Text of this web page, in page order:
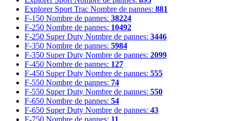
Explorer Sport Trac Nombre de pannes: 881
F-150 Nombre de pannes: 38224
F-250 Nombre de pannes: 10492
F-250 Super Duty Nombre de pannes: 3446
F-350 Nombre de pannes: 5984
F-350 Super Duty Nombre de pannes: 2099
F-450 Nombre de pannes: 127
F-450 Super Duty Nombre de pannes: 555
F-550 Nombre de pannes: 74
F-550 Super Duty Nombre de pannes: 550
F-650 Nombre de pannes: 54
F-650 Super Duty Nombre de pannes: 43